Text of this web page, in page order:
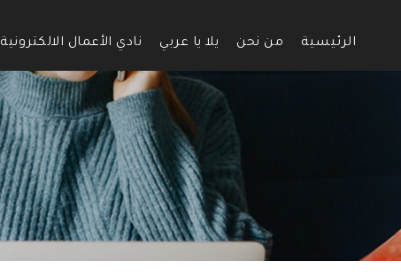
الرئيسية من نحن يلا يا عربي نادي الأعمال الالكترونية